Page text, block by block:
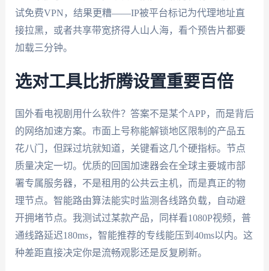
试免费VPN，结果更糟——IP被平台标记为代理地址直
接拉黑，或者共享带宽挤得人山人海，看个预告片都要
加载三分钟。
选对工具比折腾设置重要百倍
国外看电视剧用什么软件？答案不是某个APP，而是背后
的网络加速方案。市面上号称能解锁地区限制的产品五
花八门，但踩过坑就知道，关键看这几个硬指标。节点
质量决定一切。优质的回国加速器会在全球主要城市部
署专属服务器，不是租用的公共云主机，而是真正的物
理节点。智能路由算法能实时监测各线路负载，自动避
开拥堵节点。我测试过某款产品，同样看1080P视频，普
通线路延迟180ms，智能推荐的专线能压到40ms以内。这
种差距直接决定你是流畅观影还是反复刷新。